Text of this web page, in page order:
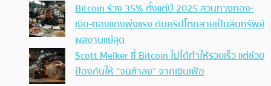
Bitcoin ร่วง 35% ตั้งแต่ปี 2025 สวนทางทอง-
เงิน-ทองแดงพุ่งแรง ดันคริปโตกลายเป็นสินทรัพย์
ผลงานแย่สุด
Scott Melker ชี้ Bitcoin ไม่ได้ทำให้รวยเร็ว แต่ช่วย
ป้องกันให้ “จนช้าลง” จากเงินเฟ้อ